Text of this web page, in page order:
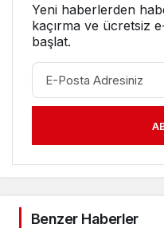
Yeni haberlerden
kaçırma ve ücretsiz
başlat.
Benzer Haberler